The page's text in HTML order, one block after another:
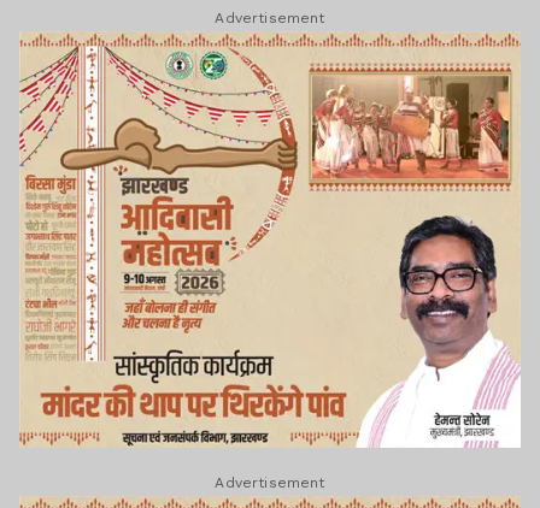
Advertisement
Advertisement